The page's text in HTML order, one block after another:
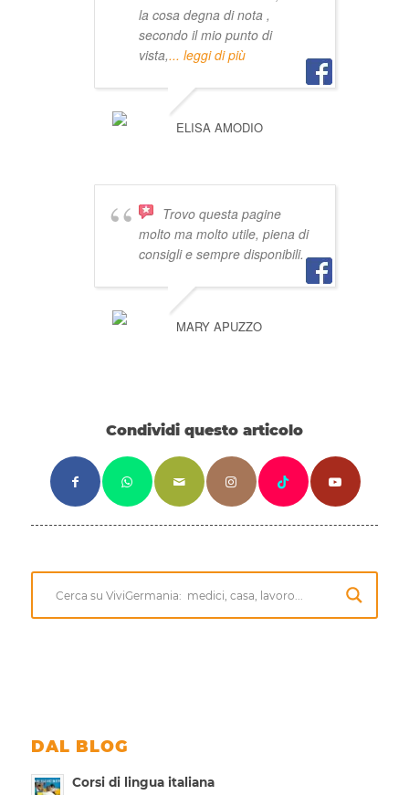
la cosa degna di nota ,
secondo il mio punto di
vista,... leggi di più
ELISA AMODIO
Trovo questa pagine
molto ma molto utile, piena di
consigli e sempre disponibili.
MARY APUZZO
Condividi questo articolo
DAL BLOG
Corsi di lingua italiana